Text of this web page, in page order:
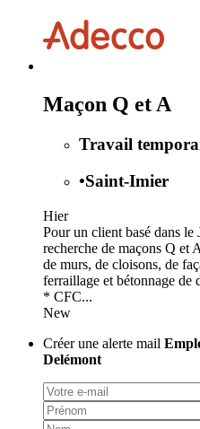
Maçon Q et A
Travail
•Saint-Imier
Hier
Pour un client basé dans le
recherche de maçons Q et
de murs, de cloisons, de
ferraillage et bétonnage
* CFC...
New
Créer une alerte mail
Delémont